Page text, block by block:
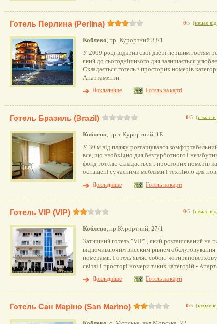
0/5 (немає
Готель Перлина (Perlina)
Коблево, пр. Курортний 33/1
У 2009 році відкрив свої двері першим гостям
який до сьогоднішнього дня залишається
Складається готель з просторих номерів
Апартаменти.
Докладніше
Готель на карті
0/5 (немає
Готель Бразиль (Brazil)
Коблево, пр-т Курортний, 1Б
У 30 м від пляжу розташувався
все, що необхідно для безтурботного і
фонд готелю складається з просторих номерів
оснащені сучасними меблями і технікою для
Докладніше
Готель на карті
0/5 (немає
Готель VIP (VIP)
Коблево, пр.Курортний, 27/1
Затишний готель "VIP" , який розташований на
відпочиваючим високим рівнем
номерами. Готель являє собою
світлі і просторі номери таких категорій -
Докладніше
Готель на карті
0/5 (немає
Готель Сан Маріно (San Marino)